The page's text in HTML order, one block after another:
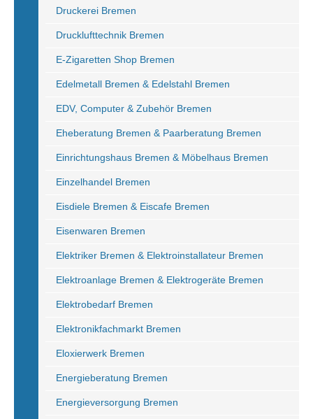
Druckerei Bremen
Drucklufttechnik Bremen
E-Zigaretten Shop Bremen
Edelmetall Bremen & Edelstahl Bremen
EDV, Computer & Zubehör Bremen
Eheberatung Bremen & Paarberatung Bremen
Einrichtungshaus Bremen & Möbelhaus Bremen
Einzelhandel Bremen
Eisdiele Bremen & Eiscafe Bremen
Eisenwaren Bremen
Elektriker Bremen & Elektroinstallateur Bremen
Elektroanlage Bremen & Elektrogeräte Bremen
Elektrobedarf Bremen
Elektronikfachmarkt Bremen
Eloxierwerk Bremen
Energieberatung Bremen
Energieversorgung Bremen